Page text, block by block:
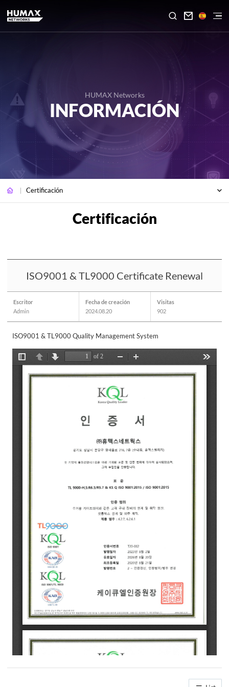

HUMAX Networks
INFORMACIÓN
Certificación
ISO9001 & TL9000 Certificate Renewal
Escritor
Admin
Fecha de creación
2024.08.20
Visitas
902
ISO9001 & TL9000 Quality Management System